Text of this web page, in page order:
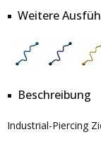
Weitere
Beschreibung
Industrial-Piercing